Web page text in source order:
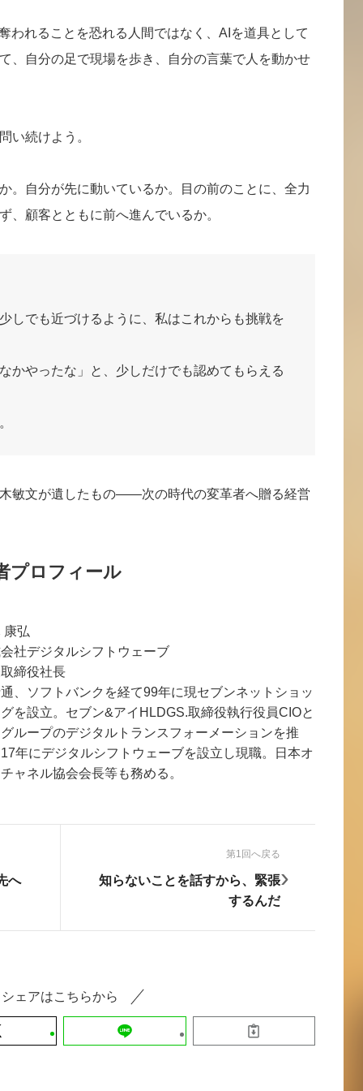
われることを恐れる人間ではなく、AIを道具として
、自分の足で現場を歩き、自分の言葉で人を動かせ
い続けよう。
。自分が先に動いているか。目の前のことに、全力
、顧客とともに前へ進んでいるか。
しでも近づけるように、私はこれからも挑戦を
かやったな」と、少しだけでも認めてもらえる
敏文が遺したもの——次の時代の変革者へ贈る経営
プロフィール
康弘
社デジタルシフトウェーブ
締役社長
、ソフトバンクを経て99年に現セブンネットショッ
を設立。セブン&アイHLDGS.取締役執行役員CIOと
ループのデジタルトランスフォーメーションを推
年にデジタルシフトウェーブを設立し現職。日本オ
ャネル協会会長等も務める。
へ
第1回へ戻る
知らないことを話すから、緊張
するんだ
›
シェアはこちらから